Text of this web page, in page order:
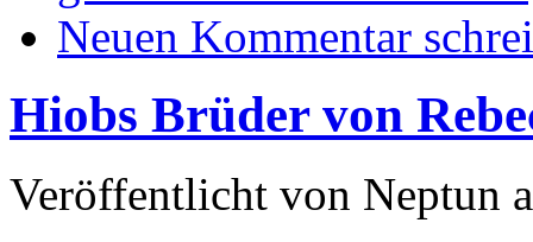
Neuen Kommentar
Hiobs Brüder von
Veröffentlicht von Neptun